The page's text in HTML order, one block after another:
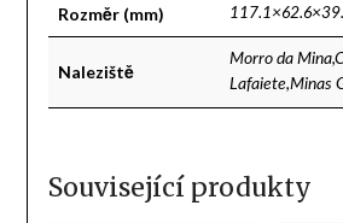
Rozměr (mm)
Naleziště
Morro da
Lafaiete,Minas
Související produkty